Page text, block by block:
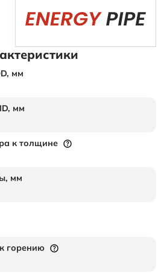
мм
мм
к толщине
мм
горению